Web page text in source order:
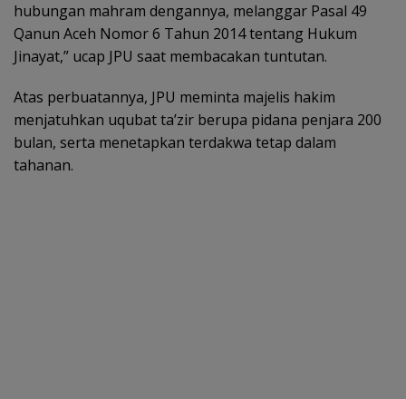
hubungan mahram dengannya, melanggar Pasal 49
Qanun Aceh Nomor 6 Tahun 2014 tentang Hukum
Jinayat,” ucap JPU saat membacakan tuntutan.
Atas perbuatannya, JPU meminta majelis hakim
menjatuhkan uqubat ta’zir berupa pidana penjara 200
bulan, serta menetapkan terdakwa tetap dalam
tahanan.